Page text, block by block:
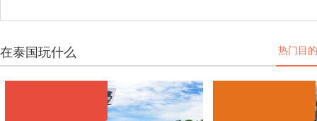
在泰国玩什么 热门目